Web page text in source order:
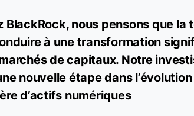
BlackRock, nous pensons que
à une transformation
de capitaux. Notre
nouvelle étape dans
d’actifs numériques